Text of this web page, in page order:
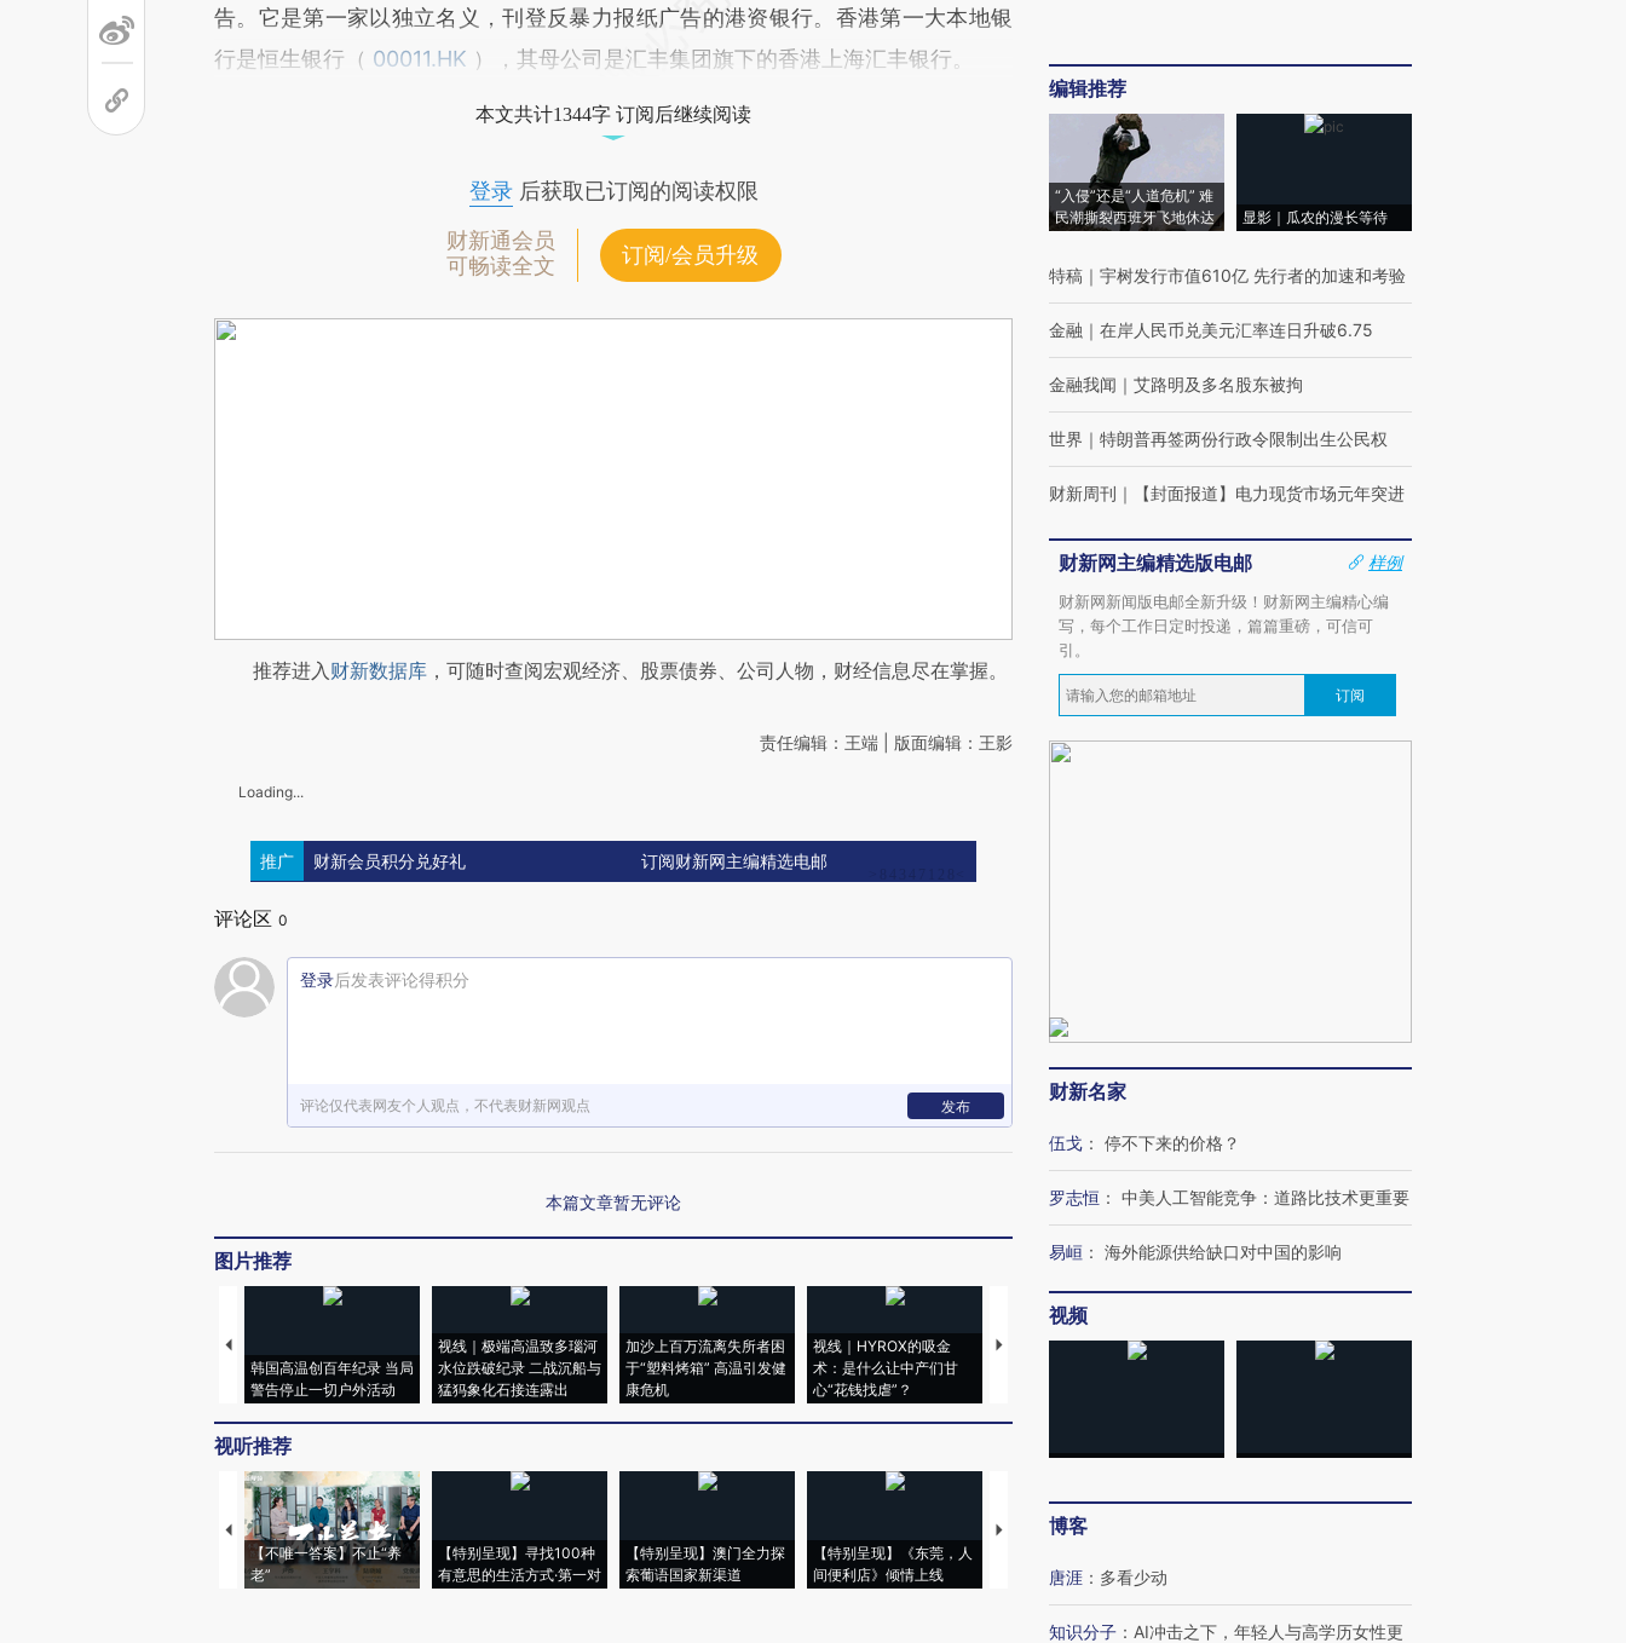
告。它是第一家以独立名义，刊登反暴力报纸广告的港资银行。香港第一大本地银
行是恒生银行（ 00011.HK ），其母公司是汇丰集团旗下的香港上海汇丰银行。
本文共计1344字 订阅后继续阅读
登录后获取已订阅的阅读权限
财新通会员
可畅读全文
订阅/会员升级
推荐进入财新数据库 ，可随时查阅宏观经济、股票债券、公司人物，财经信息尽在掌握。
责任编辑：王端 | 版面编辑：王影
Loading...
推广 财新会员积分兑好礼 订阅财新网主编精选电邮
评论区 0
登录后发表评论得积分
评论仅代表网友个人观点，不代表财新网观点 发布
本篇文章暂无评论
图片推荐
韩国高温创百年纪录 当局
警告停止一切户外活动
视线｜极端高温致多瑙河
水位跌破纪录 二战沉船与
猛犸象化石接连露出
加沙上百万流离失所者困
于“塑料烤箱” 高温引发健
康危机
视线｜HYROX的吸金
术：是什么让中产们甘
心“花钱找虐”？
马航飞行员跨国走私7万
视线｜被称为“蟑螂”的印
视线｜“入侵”还是“人道危
视听推荐
【不唯一答案】不止“养
老”
【特别呈现】寻找100种
有意思的生活方式·第一对
【特别呈现】澳门全力探
索葡语国家新渠道
【特别呈现】《东莞，人
间便利店》倾情上线
【推广】走进第四届链博
编辑推荐
“入侵”还是“人道危机” 难
民潮撕裂西班牙飞地休达
显影｜瓜农的漫长等待
特稿 ｜ 宇树发行市值610亿 先行者的加速和考验
金融 ｜ 在岸人民币兑美元汇率连日升破6.75
金融我闻 ｜ 艾路明及多名股东被拘
世界 ｜ 特朗普再签两份行政令限制出生公民权
财新周刊 ｜ 【封面报道】电力现货市场元年突进
财新网主编精选版电邮
样例
财新网新闻版电邮全新升级！财新网主编精心编
写，每个工作日定时投递，篇篇重磅，可信可
引。
订阅
财新名家
伍戈 ： 停不下来的价格？
罗志恒 ： 中美人工智能竞争：道路比技术更重要
易峘 ： 海外能源供给缺口对中国的影响
视频
博客
唐涯 ： 多看少动
知识分子 ： AI冲击之下，年轻人与高学历女性更